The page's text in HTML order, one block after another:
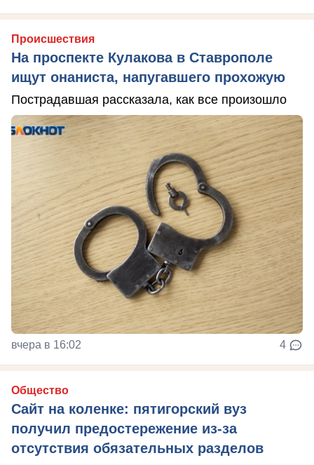
Происшествия
На проспекте Кулакова в Ставрополе
ищут онаниста, напугавшего прохожую
Пострадавшая рассказала, как все произошло
вчера в 16:02 4
Общество
Сайт на коленке: пятигорский вуз
получил предостережение из-за
отсутствия обязательных разделов